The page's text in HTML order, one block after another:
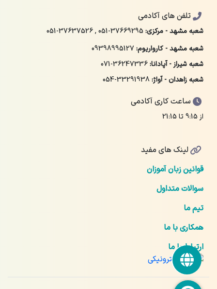
تلفن های آکادمی
شعبه مشهد - مرکزی: 051-37669295
,
051-37637526
شعبه مشهد - کارواریوم:09398995127
شعبه شیراز - آپادانا:071-36247336
شعبه زاهدان - آواژ:054-33291938
ساعت کاری آکادمی
از 9:15 تا 21:15
لینک های مفید
قوانین زبان آموزان
سوالات متداول
تیم ما
همکاری با ما
ارتباط با ما